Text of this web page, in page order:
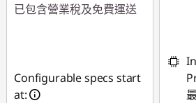
已包含營業稅及免費運送
Configurable specs start
at: